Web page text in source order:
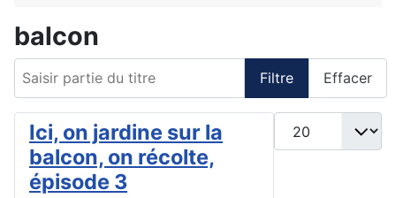
balcon
Filtre Effacer
Afficher #
Ici, on jardine sur la
balcon, on récolte,
épisode 3